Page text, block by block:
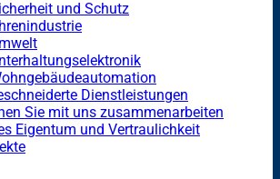
und Schutz
Dienstleistungen
Sie mit uns zusammenarbeiten
Eigentum und Vertraulichkeit